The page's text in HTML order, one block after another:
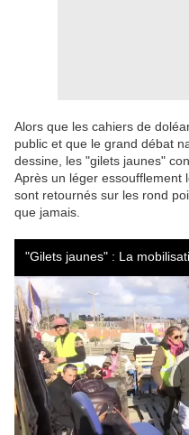
Alors que les cahiers de
public et que le grand débat
dessine, les "gilets jaunes"
Après un léger essoufflement
sont retournés sur les rond
que jamais.